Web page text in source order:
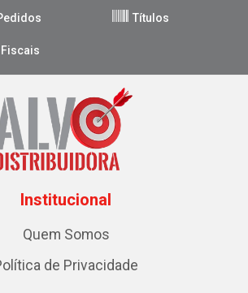
Títulos
Institucional
Quem Somos
de Privacidade